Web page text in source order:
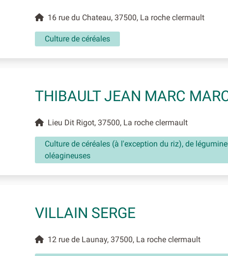
16 rue du Chateau, 37500, La roche clermault
Culture de céréales
THIBAULT JEAN MARC
Lieu Dit Rigot, 37500, La roche clermault
Culture de céréales (à l'exception du riz), de
oléagineuses
VILLAIN SERGE
12 rue de Launay, 37500, La roche clermault